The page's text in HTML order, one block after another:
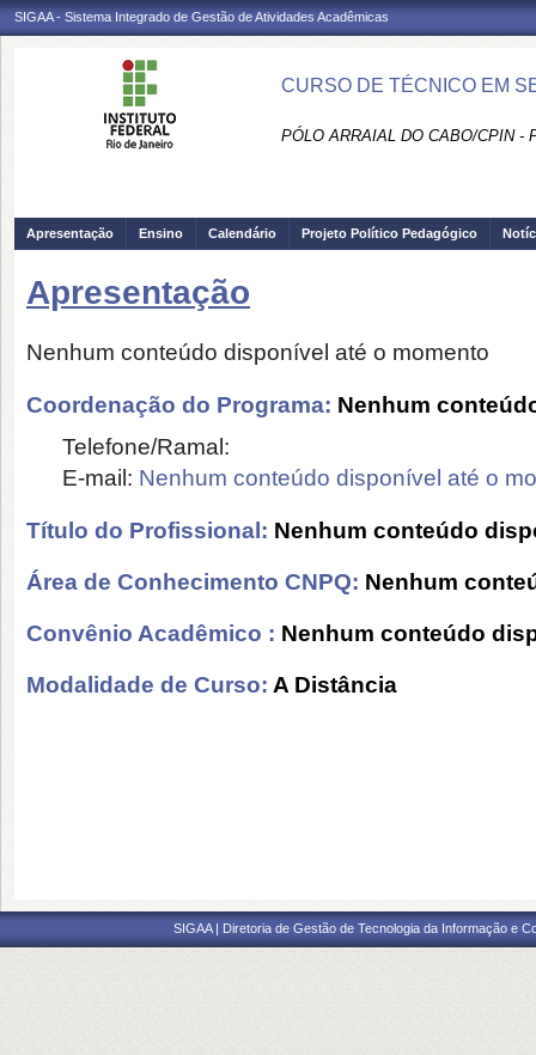
SIGAA - Sistema Integrado de Gestão de Atividades Acadêmicas
CURSO DE TÉCNICO EM
PÓLO ARRAIAL DO CABO/CPIN -
Apresentação Ensino Calendário Projeto Político Pedagógico
Apresentação
Nenhum conteúdo disponível até o momento
Coordenação do Programa: Nenhum
Telefone/Ramal:
E-mail: Nenhum conteúdo disponível até o
Título do Profissional: Nenhum conteúdo
Área de Conhecimento CNPQ: Nenhum
Convênio Acadêmico : Nenhum conteúdo
Modalidade de Curso: A Distância
SIGAA | Diretoria de Gestão de Tecnologia da Informação e